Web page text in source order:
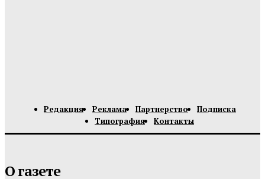
Редакция Реклама Партнерство
Подписка
Типография
Контакты
О газете